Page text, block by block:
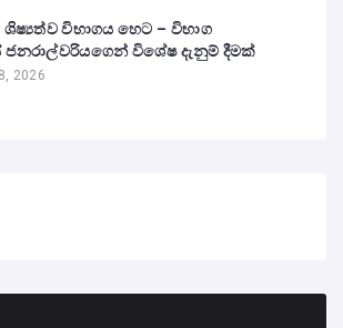
විභාගය හෙට – විභාග
විශේෂ දැනුම් දීමක්
2026